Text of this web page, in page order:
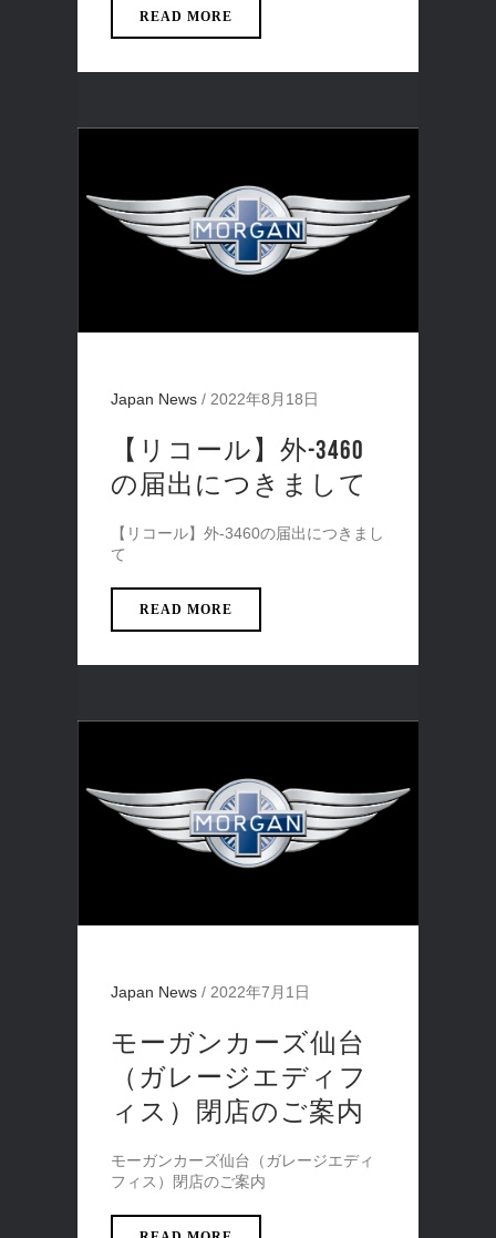
READ MORE
Japan News / 2022年8月18日
【リコール】外-3460
の届出につきまして
【リコール】外-3460の届出につきまし
て
READ MORE
Japan News / 2022年7月1日
モーガンカーズ仙台
（ガレージエディフ
ィス）閉店のご案内
モーガンカーズ仙台（ガレージエディ
フィス）閉店のご案内